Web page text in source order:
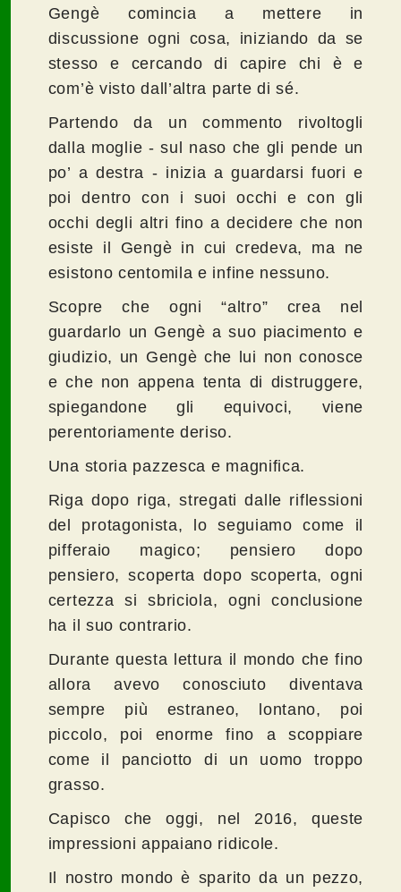
Gengè comincia a mettere in
discussione ogni cosa, iniziando da se
stesso e cercando di capire chi è e
com’è visto dall’altra parte di sé.
Partendo da un commento rivoltogli
dalla moglie - sul naso che gli pende un
po’ a destra - inizia a guardarsi fuori e
poi dentro con i suoi occhi e con gli
occhi degli altri fino a decidere che non
esiste il Gengè in cui credeva, ma ne
esistono centomila e infine nessuno.
Scopre che ogni “altro” crea nel
guardarlo un Gengè a suo piacimento e
giudizio, un Gengè che lui non conosce
e che non appena tenta di distruggere,
spiegandone gli equivoci, viene
perentoriamente deriso.
Una storia pazzesca e magnifica.
Riga dopo riga, stregati dalle riflessioni
del protagonista, lo seguiamo come il
pifferaio magico; pensiero dopo
pensiero, scoperta dopo scoperta, ogni
certezza si sbriciola, ogni conclusione
ha il suo contrario.
Durante questa lettura il mondo che fino
allora avevo conosciuto diventava
sempre più estraneo, lontano, poi
piccolo, poi enorme fino a scoppiare
come il panciotto di un uomo troppo
grasso.
Capisco che oggi, nel 2016, queste
impressioni appaiano ridicole.
Il nostro mondo è sparito da un pezzo,